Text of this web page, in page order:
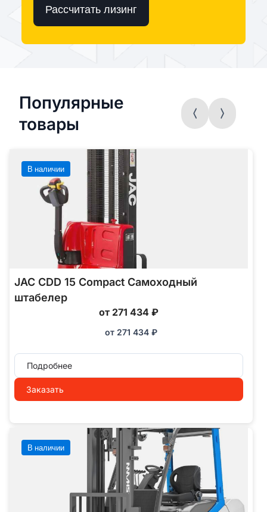
Рассчитать лизинг
Популярные
товары
В наличии
JAC CDD 15 Compact Самоходный
штабелер
от 271 434 ₽
от 271 434 ₽
Подробнее
Заказать
В наличии